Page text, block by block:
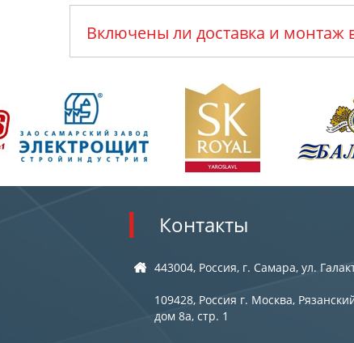
Включены ли доставка и монтаж
Контакты
443004, Россия, г. Самара, ул.
109428, Россия г. Москва,
дом 8а, стр. 1